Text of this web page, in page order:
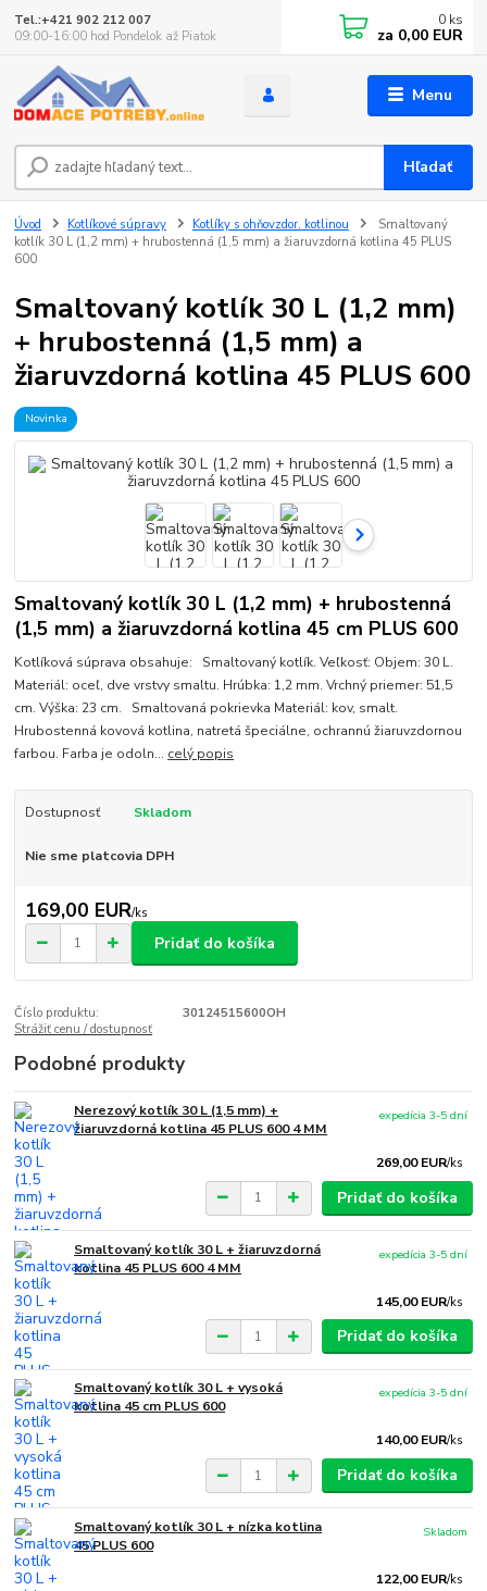
Menu
Hľadať
Tel.:+421 902 212 007
09:00-16:00 hod Pondelok až Piatok
0 ks
za 0,00 EUR
Úvod Kotlíkové súpravy Kotlíky s ohňovzdor. kotlinou
Smaltovaný
kotlík 30 L (1,2 mm) + hrubostenná (1,5 mm) a žiaruvzdorná kotlina 45 PLUS
600
Smaltovaný kotlík 30 L (1,2 mm)
+ hrubostenná (1,5 mm) a
žiaruvzdorná kotlina 45 PLUS 600
Novinka
Smaltovaný kotlík 30 L (1,2 mm) + hrubostenná
(1,5 mm) a žiaruvzdorná kotlina 45 cm PLUS 600
Kotlíková súprava obsahuje: Smaltovaný kotlík. Veľkosť: Objem: 30 L.
Materiál: oceľ, dve vrstvy smaltu. Hrúbka: 1,2 mm. Vrchný priemer: 51,5
cm. Výška: 23 cm. Smaltovaná pokrievka Materiál: kov, smalt.
Hrubostenná kovová kotlina, natretá špeciálne, ochrannú žiaruvzdornou
farbou. Farba je odoln... celý popis
Dostupnosť Skladom
Nie sme platcovia DPH
169,00 EUR/ks
Pridať do košíka
Číslo produktu:
30124515600OH
Strážiť cenu / dostupnosť
Podobné produkty
Nerezový kotlík 30 L (1,5 mm) +
žiaruvzdorná kotlina 45 PLUS 600 4 MM
269,00 EUR/ks
expedícia 3-5 dní
Pridať do košíka
Smaltovaný kotlík 30 L + žiaruvzdorná
kotlina 45 PLUS 600 4 MM
145,00 EUR/ks
expedícia 3-5 dní
Pridať do košíka
Smaltovaný kotlík 30 L + vysoká
kotlina 45 cm PLUS 600
140,00 EUR/ks
expedícia 3-5 dní
Pridať do košíka
Smaltovaný kotlík 30 L + nízka kotlina
45 PLUS 600
122,00 EUR/ks
Skladom